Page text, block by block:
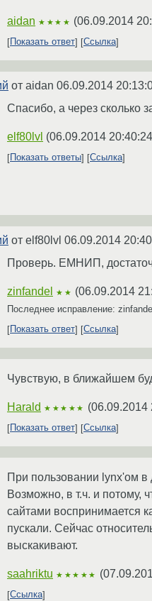
aidan ★★★★ (06.09.2014
Показать ответ Ссылка
от aidan 06.09.2014
Спасибо, а через сколько
elf80lvl (06.09.2014
Показать ответы
Ссылка
от elf80lvl 06.09.2014
Проверь. ЕМНИП,
zinfandel ★★ (06.09.2014
Последнее исправление:
Показать ответ
Ссылка
Чувствую, в ближайшем
Harald ★★★★★ (06.09.2014
Показать ответ Ссылка
При пользовании lynx'ом в
Возможно, в т.ч. и потому,
сайтами воспринимается
пускали. Сейчас
выскакивают.
saahriktu ★★★★★ (
Ссылка